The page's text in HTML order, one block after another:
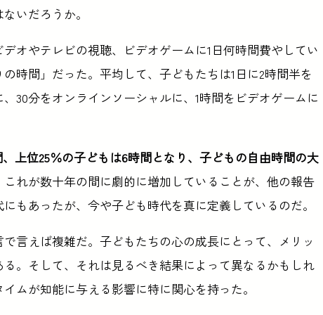
いだろうか。
オやテレビの視聴、ビデオゲームに1日何時間費やしてい
時間」だった。平均して、子どもたちは1日に2時間半を
30分をオンラインソーシャルに、1時間をビデオゲームに
上位25％の子どもは6時間となり、子どもの自由時間の大
れが数十年の間に劇的に増加していることが、他の報告
もあったが、今や子ども時代を真に定義しているのだ。
言えば複雑だ。子どもたちの心の成長にとって、メリッ
。そして、それは見るべき結果によって異なるかもしれ
ムが知能に与える影響に特に関心を持った。